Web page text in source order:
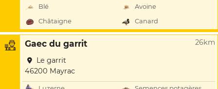
Blé
Avoine
Châtaigne
Canard
Gaec du garrit 26km
Le garrit
46200 Mayrac